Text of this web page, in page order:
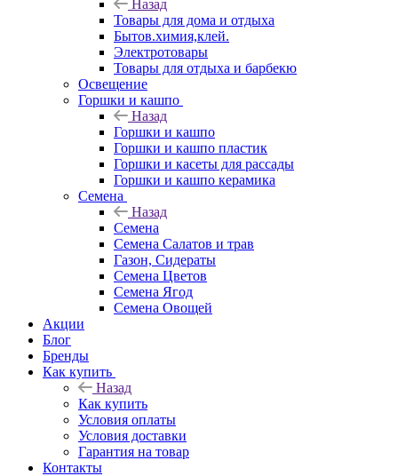
Назад
Товары для дома и отдыха
Бытов.химия,клей.
Электротовары
Товары для отдыха и барбекю
Освещение
Горшки и кашпо
Назад
Горшки и кашпо
Горшки и кашпо пластик
Горшки и касеты для рассады
Горшки и кашпо керамика
Семена
Назад
Семена
Семена Салатов и трав
Газон, Сидераты
Семена Цветов
Семена Ягод
Семена Овощей
Акции
Блог
Бренды
Как купить
Назад
Как купить
Условия оплаты
Условия доставки
Гарантия на товар
Контакты